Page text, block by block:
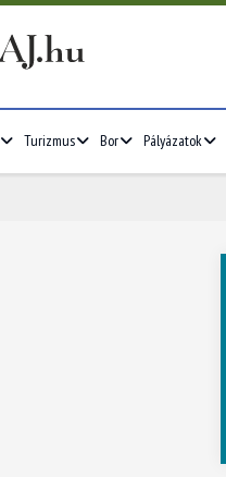
Turizmus Bor Pályázatok